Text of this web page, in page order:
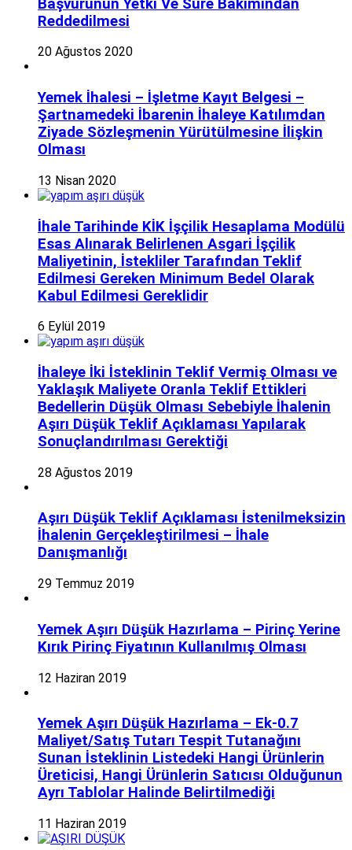
Başvurunun Yetki Ve Süre Bakımından
Reddedilmesi
20 Ağustos 2020
Yemek İhalesi – İşletme Kayıt Belgesi –
Şartnamedeki İbarenin İhaleye Katılımdan
Ziyade Sözleşmenin Yürütülmesine İlişkin
Olması
13 Nisan 2020
İhale Tarihinde KİK İşçilik Hesaplama Modülü
Esas Alınarak Belirlenen Asgari İşçilik
Maliyetinin, İstekliler Tarafından Teklif
Edilmesi Gereken Minimum Bedel Olarak
Kabul Edilmesi Gereklidir
6 Eylül 2019
İhaleye İki İsteklinin Teklif Vermiş Olması ve
Yaklaşık Maliyete Oranla Teklif Ettikleri
Bedellerin Düşük Olması Sebebiyle İhalenin
Aşırı Düşük Teklif Açıklaması Yapılarak
Sonuçlandırılması Gerektiği
28 Ağustos 2019
Aşırı Düşük Teklif Açıklaması İstenilmeksizin
İhalenin Gerçekleştirilmesi – İhale
Danışmanlığı
29 Temmuz 2019
Yemek Aşırı Düşük Hazırlama – Pirinç Yerine
Kırık Pirinç Fiyatının Kullanılmış Olması
12 Haziran 2019
Yemek Aşırı Düşük Hazırlama – Ek-0.7
Maliyet/Satış Tutarı Tespit Tutanağını
Sunan İsteklinin Listedeki Hangi Ürünlerin
Üreticisi, Hangi Ürünlerin Satıcısı Olduğunun
Ayrı Tablolar Halinde Belirtilmediği
11 Haziran 2019